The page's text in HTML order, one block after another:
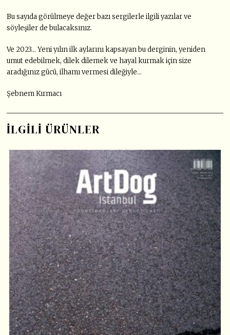
Bu sayıda görülmeye değer bazı sergilerle ilgili yazılar ve
söyleşiler de bulacaksınız.
Ve 2023… Yeni yılın ilk aylarını kapsayan bu derginin, yeniden
umut edebilmek, dilek dilemek ve hayal kurmak için size
aradığınız gücü, ilhamı vermesi dileğiyle…
Şebnem Kırmacı
İLGILI ÜRÜNLER